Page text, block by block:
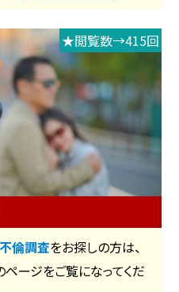
★閲覧数→415回
倫調査をお探しの方は、
ページをご覧になってくだ